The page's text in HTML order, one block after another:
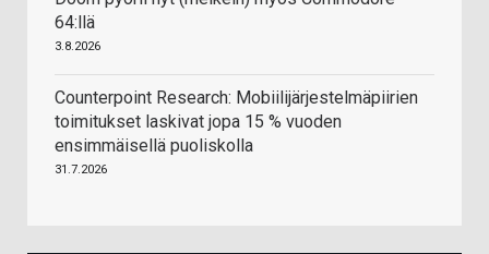
64:llä
3.8.2026
Counterpoint Research: Mobiilijärjestelmäpiirien
toimitukset laskivat jopa 15 % vuoden
ensimmäisellä puoliskolla
31.7.2026